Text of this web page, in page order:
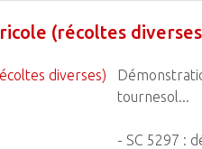
(récoltes
tournesol...
- SC 5297 :